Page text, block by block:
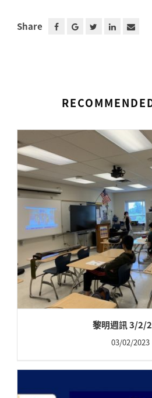
Share
黎明週訊 3/2/
03/02/2023